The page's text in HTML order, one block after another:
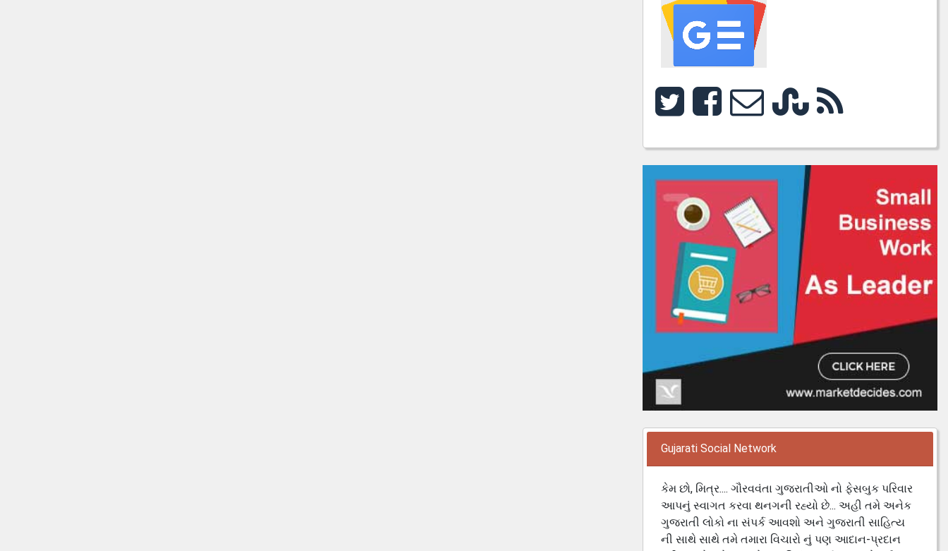
Gujarati Social Network
કેમ છો, મિત્ર.... ગૌરવવંતા ગુજરાતીઓ નો ફેસબુક પરિવાર
આપનું સ્વાગત કરવા થનગની રહ્યો છે... અહી તમે અનેક
ગુજરાતી લોકો ના સંપર્ક આવશો અને ગુજરાતી સાહિત્ય
ની સાથે સાથે તમે તમારા વિચારો નું પણ આદાન-પ્રદાન